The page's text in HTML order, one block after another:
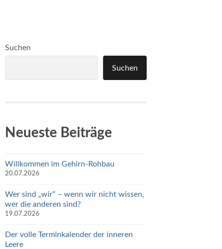
Suchen
Suchen
Neueste Beiträge
Willkommen im Gehirn-Rohbau
20.07.2026
Wer sind „wir“ – wenn wir nicht wissen,
wer die anderen sind?
19.07.2026
Der volle Terminkalender der inneren
Leere